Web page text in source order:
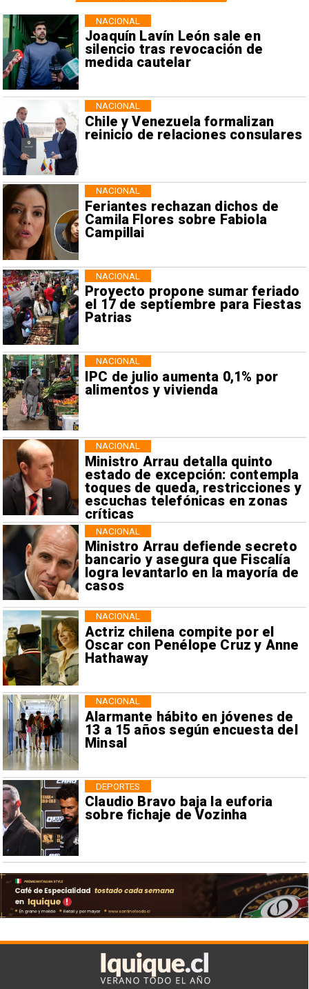
Joaquín Lavín León sale en
silencio tras revocación de
medida cautelar
NACIONAL
Chile y Venezuela formalizan
reinicio de relaciones consulares
NACIONAL
Feriantes rechazan dichos de
Camila Flores sobre Fabiola
Campillai
NACIONAL
Proyecto propone sumar feriado
el 17 de septiembre para Fiestas
Patrias
NACIONAL
IPC de julio aumenta 0,1% por
alimentos y vivienda
NACIONAL
Ministro Arrau detalla quinto
estado de excepción: contempla
toques de queda, restricciones y
escuchas telefónicas en zonas
críticas
NACIONAL
Ministro Arrau defiende secreto
bancario y asegura que Fiscalía
logra levantarlo en la mayoría de
casos
NACIONAL
Actriz chilena compite por el
Oscar con Penélope Cruz y Anne
Hathaway
NACIONAL
Alarmante hábito en jóvenes de
13 a 15 años según encuesta del
Minsal
NACIONAL
Claudio Bravo baja la euforia
sobre fichaje de Vozinha
DEPORTES